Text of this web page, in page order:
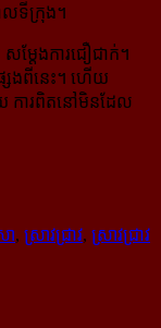
ល​ទីក្រុង។
ដែងការជឿជាក់។
េង​ពី​នេះ។ ហើយ​
ការពិត​នៅ​មិន​ដែល
ា, ស្រាវជ្រាវ, ស្រាវជ្រាវ